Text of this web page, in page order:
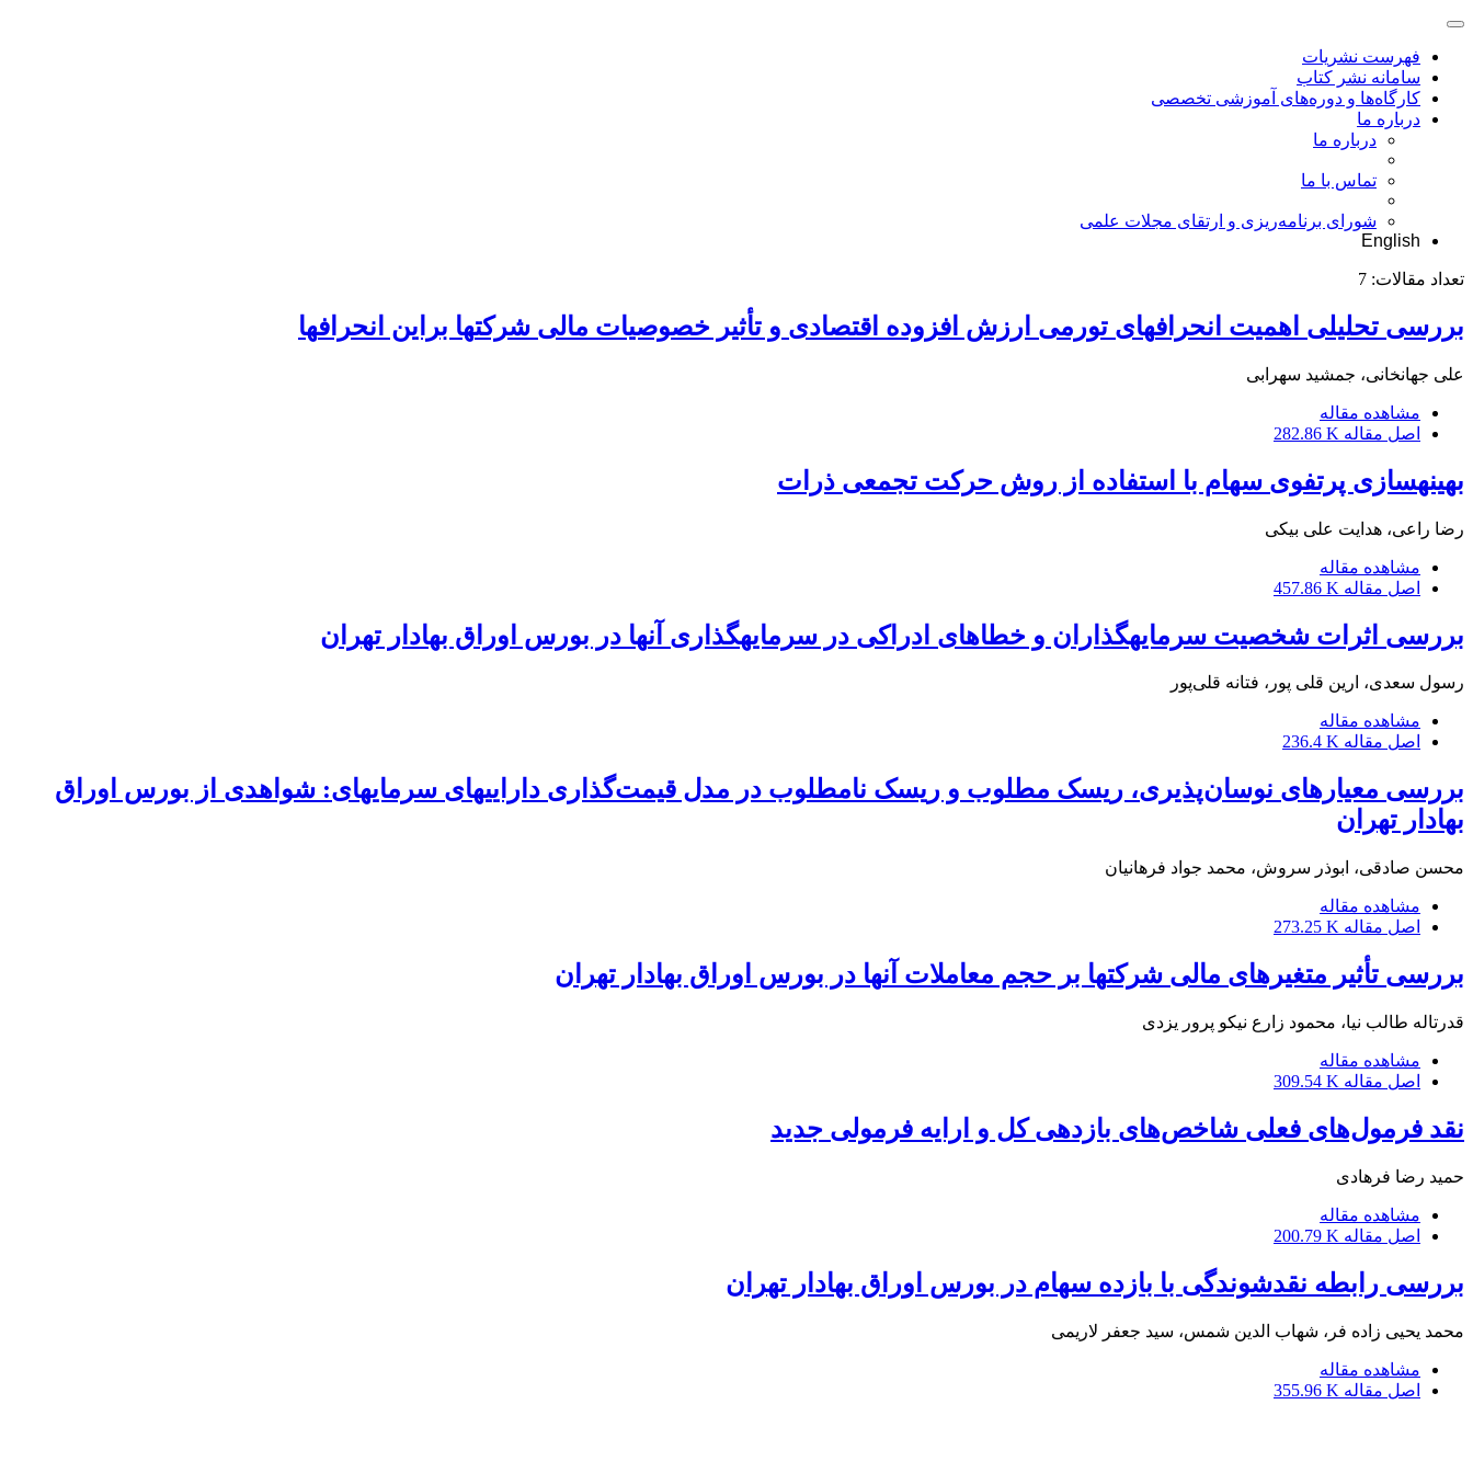
فهرست نشریات
سامانه نشر کتاب
کارگاه‌ها و دوره‌های آموزشی تخصصی
درباره ما
درباره ما
تماس با ما
شورای برنامه‌ریزی و ارتقای مجلات علمی
English
تعداد مقالات: 7
بررسی تحلیلی اهمیت انحراف‎های تورمی ارزش افزوده اقتصادی و تأثیر خصوصیات مالی شرکت‎ها براین انحراف‎ها
علی جهانخانی، جمشید سهرابی
مشاهده مقاله
اصل مقاله 282.86 K
بهینه‎سازی پرتفوی سهام با استفاده از روش حرکت تجمعی ذرات
رضا راعی، هدایت علی بیکی
مشاهده مقاله
اصل مقاله 457.86 K
بررسی اثرات شخصیت سرمایه‎گذاران و خطاهای ادراکی در سرمایه‎گذاری آن‎ها ‌در بورس اوراق بهادار تهران
رسول سعدی، ارین قلی پور، فتانه قلی‌پور
مشاهده مقاله
اصل مقاله 236.4 K
بررسی معیارهای نوسان‌پذیری، ریسک مطلوب و ریسک نامطلوب در مدل قیمت‌گذاری دارایی‎های سرمایه‎ای: شواهدی از بورس اوراق
بهادار تهران
محسن صادقی، ابوذر سروش، محمد جواد فرهانیان
مشاهده مقاله
اصل مقاله 273.25 K
بررسی تأثیر متغیرهای مالی شرکت‎ها بر حجم معاملات آن‎ها در بورس اوراق بهادار تهران
قدرت‎اله طالب نیا، محمود زارع نیکو پرور یزدی
مشاهده مقاله
اصل مقاله 309.54 K
نقد فرمول‌های فعلی شاخص‌های بازدهی کل و ارایه فرمولی جدید
حمید رضا فرهادی
مشاهده مقاله
اصل مقاله 200.79 K
بررسی رابطه نقدشوندگی با بازده سهام در بورس اوراق بهادار تهران
محمد یحیی زاده فر، شهاب الدین شمس، سید جعفر لاریمی
مشاهده مقاله
اصل مقاله 355.96 K